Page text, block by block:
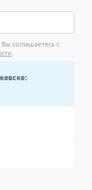
соглашаетесь с